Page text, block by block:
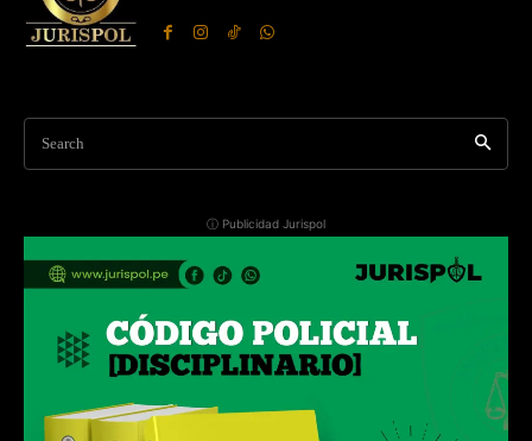
Search
ⓘ Publicidad Jurispol